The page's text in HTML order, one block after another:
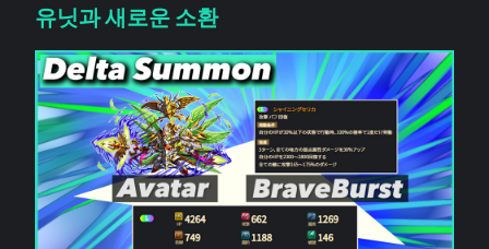
유닛과 새로운 소환